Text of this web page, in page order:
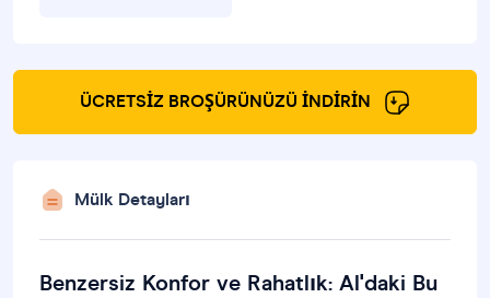
ÜCRETSIZ BROŞÜRÜNÜZÜ İNDIRIN
Mülk Detayları
Benzersiz Konfor ve Rahatlık: Al'daki Bu